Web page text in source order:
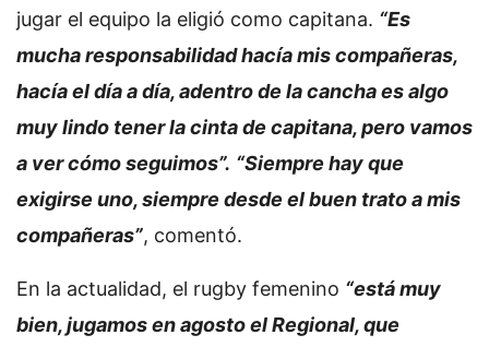
jugar el equipo la eligió como capitana. “Es
mucha responsabilidad hacía mis compañeras,
hacía el día a día, adentro de la cancha es algo
muy lindo tener la cinta de capitana, pero vamos
a ver cómo seguimos”. “Siempre hay que
exigirse uno, siempre desde el buen trato a mis
compañeras”, comentó.
En la actualidad, el rugby femenino “está muy
bien, jugamos en agosto el Regional, que